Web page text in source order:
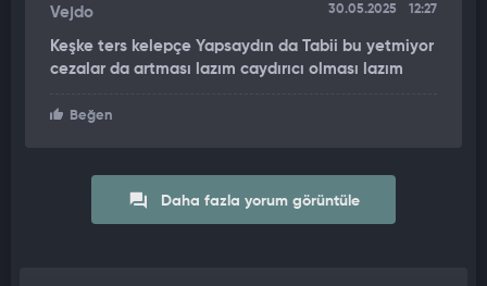
Vejdo 30.05.2025 12:27
Keşke ters kelepçe Yapsaydın da Tabii bu yetmiyor
cezalar da artması lazım caydırıcı olması lazım
Beğen
Daha fazla yorum görüntüle